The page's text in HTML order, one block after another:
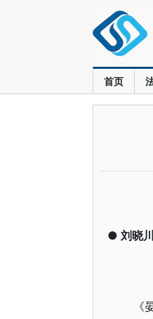
首页
● 刘晓川